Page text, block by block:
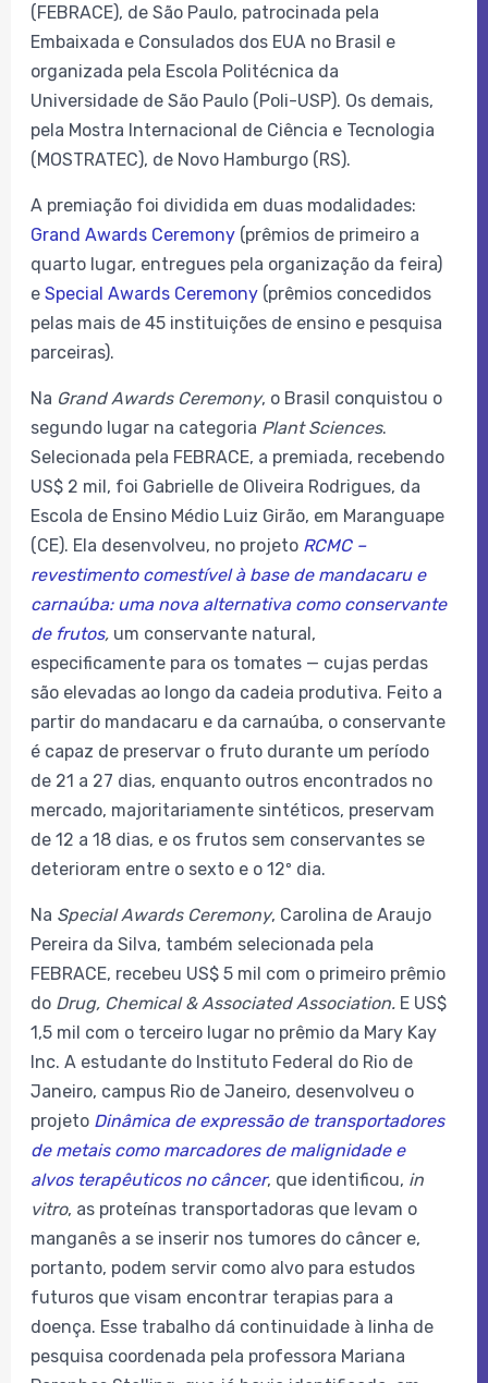
(FEBRACE), de São Paulo, patrocinada pela
Embaixada e Consulados dos EUA no Brasil e
organizada pela Escola Politécnica da
Universidade de São Paulo (Poli-USP). Os demais,
pela Mostra Internacional de Ciência e Tecnologia
(MOSTRATEC), de Novo Hamburgo (RS).
A premiação foi dividida em duas modalidades:
Grand Awards Ceremony(prêmios de primeiro a
quarto lugar, entregues pela organização da feira)
e Special Awards Ceremony(prêmios concedidos
pelas mais de 45 instituições de ensino e pesquisa
parceiras).
Na Grand Awards Ceremony, o Brasil conquistou o
segundo lugar na categoria Plant Sciences.
Selecionada pela FEBRACE, a premiada, recebendo
US$ 2 mil, foi Gabrielle de Oliveira Rodrigues, da
Escola de Ensino Médio Luiz Girão, em Maranguape
(CE). Ela desenvolveu, no projeto RCMC –
revestimento comestível à base de mandacaru e
carnaúba: uma nova alternativa como conservante
de frutos, um conservante natural,
especificamente para os tomates — cujas perdas
são elevadas ao longo da cadeia produtiva. Feito a
partir do mandacaru e da carnaúba, o conservante
é capaz de preservar o fruto durante um período
de 21 a 27 dias, enquanto outros encontrados no
mercado, majoritariamente sintéticos, preservam
de 12 a 18 dias, e os frutos sem conservantes se
deterioram entre o sexto e o 12º dia.
Na Special Awards Ceremony, Carolina de Araujo
Pereira da Silva, também selecionada pela
FEBRACE, recebeu US$ 5 mil com o primeiro prêmio
do Drug, Chemical & Associated Association.E US$
1,5 mil com o terceiro lugar no prêmio da Mary Kay
Inc. A estudante do Instituto Federal do Rio de
Janeiro, campus Rio de Janeiro, desenvolveu o
projeto Dinâmica de expressão de transportadores
de metais como marcadores de malignidade e
alvos terapêuticos no câncer, que identificou, in
vitro, as proteínas transportadoras que levam o
manganês a se inserir nos tumores do câncer e,
portanto, podem servir como alvo para estudos
futuros que visam encontrar terapias para a
doença. Esse trabalho dá continuidade à linha de
pesquisa coordenada pela professora Mariana